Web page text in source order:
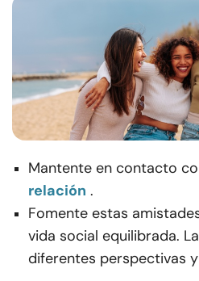
Mantente en contacto
relación .
Fomente estas
vida social equilibrada.
diferentes perspectivas